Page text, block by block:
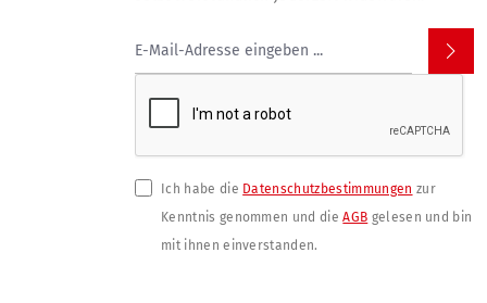
Ich habe die Datenschutzbestimmungen zur
Kenntnis genommen und dieAGB gelesen und bin
mit ihnen einverstanden.